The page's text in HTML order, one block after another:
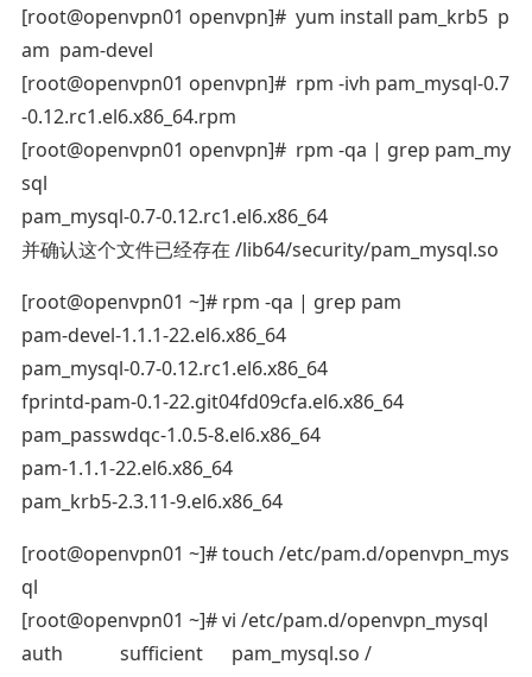
[root@openvpn01 openvpn]# yum install pam_krb5 p
am pam-devel
[root@openvpn01 openvpn]# rpm -ivh pam_mysql-0.7
-0.12.rc1.el6.x86_64.rpm
[root@openvpn01 openvpn]# rpm -qa | grep pam_my
sql
pam_mysql-0.7-0.12.rc1.el6.x86_64
并确认这个文件已经存在 /lib64/security/pam_mysql.so
[root@openvpn01 ~]# rpm -qa | grep pam
pam-devel-1.1.1-22.el6.x86_64
pam_mysql-0.7-0.12.rc1.el6.x86_64
fprintd-pam-0.1-22.git04fd09cfa.el6.x86_64
pam_passwdqc-1.0.5-8.el6.x86_64
pam-1.1.1-22.el6.x86_64
pam_krb5-2.3.11-9.el6.x86_64
[root@openvpn01 ~]# touch /etc/pam.d/openvpn_mys
ql
[root@openvpn01 ~]# vi /etc/pam.d/openvpn_mysql
auth sufficient pam_mysql.so /